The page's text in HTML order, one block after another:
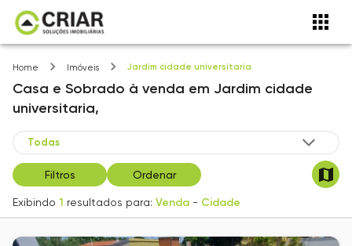
Home Imóveis Jardim cidade universitaria
Casa e Sobrado à venda em Jardim cidade
universitaria,
Filtros Ordenar
Exibindo 1 resultados para: Venda - Cidade